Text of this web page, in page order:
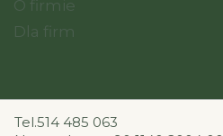
O firmie
Dla firm
Tel.514 485 063